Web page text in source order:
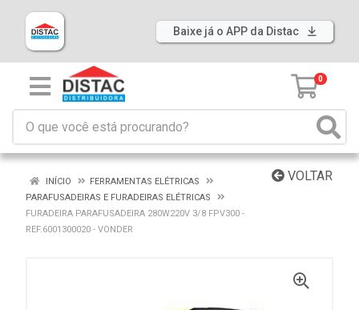
Baixe já o APP da Distac
0
VOLTAR
INÍCIO
FERRAMENTAS ELÉTRICAS
PARAFUSADEIRAS E FURADEIRAS ELÉTRICAS
FURADEIRA PARAFUSADEIRA 280W220V 3/8 FPV300 -
REF.6001300020 - VONDER